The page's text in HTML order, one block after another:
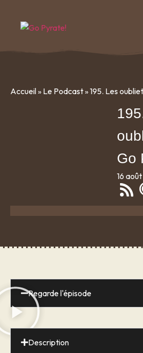
Accueil» Le Podcast»195. Les
Go
16
Regarde l'épisode
Description